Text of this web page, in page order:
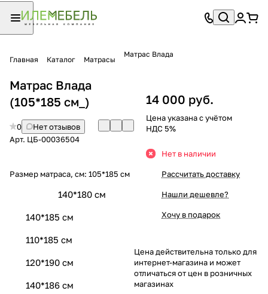
Главная Каталог Матрасы
Матрас Влада
Матрас Влада
(105*185 см_)
0
Нет отзывов
Арт. ЦБ-00036504
Размер матраса, см: 105*185 см
140*180 см
140*185 см
110*185 см
120*190 см
140*186 см
14 000 руб.
Цена указана с учётом
НДС 5%
Нет в наличии
Рассчитать доставку
Нашли дешевле?
Хочу в подарок
Цена действительна только для
интернет-магазина и может
отличаться от цен в розничных
магазинах